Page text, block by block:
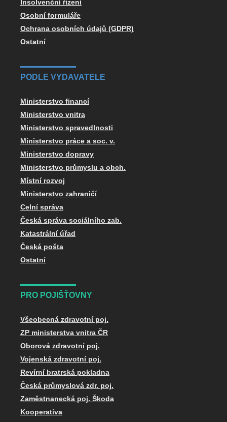
Insolvenční řízení
Osobní formuláře
Ochrana osobních údajů (GDPR)
Ostatní
PODLE VYDAVATELE
Ministerstvo financí
Ministerstvo vnitra
Ministerstvo spravedlnosti
Ministerstvo práce a soc. v.
Ministerstvo dopravy
Ministerstvo průmyslu a obch.
Místní rozvoj
Ministerstvo zahraničí
Celní správa
Česká správa sociálního zab.
Katastrální úřad
Česká pošta
Ostatní
PRO POJIŠŤOVNY
Všeobecná zdravotní poj.
ZP ministerstva vnitra ČR
Oborová zdravotní poj.
Vojenská zdravotní poj.
Revírní bratrská pokladna
Česká průmyslová zdr. poj.
Zaměstnanecká poj. Škoda
Kooperativa